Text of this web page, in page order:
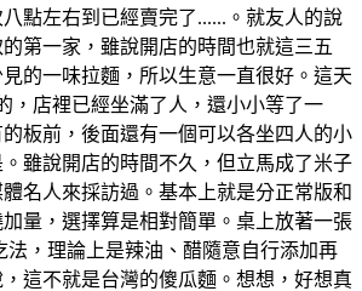
點左右到已經賣完了......。就友人的說
第一家，雖說開店的時間也就這三五
的一味拉麵，所以生意一直很好。這天
，店裡已經坐滿了人，還小小等了一
板前，後面還有一個可以各坐四人的小
雖說開店的時間不久，但立馬成了米子
名人來採訪過。基本上就是分正常版和
量，選擇算是相對簡單。桌上放著一張
法，理論上是辣油、醋隨意自行添加再
這不就是台灣的傻瓜麵。想想，好想真